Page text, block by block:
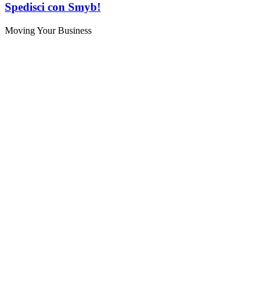
Spedisci con Smyb!
Moving Your Business